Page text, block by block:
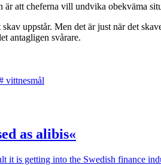
är att cheferna vill undvika obekväma
uppstår. Men det är just när det
antagligen svårare.
vittnesmål
as alibis«
it is getting into the Swedish finance